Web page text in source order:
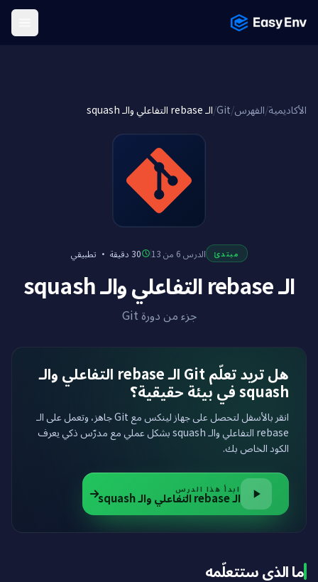
Menu
الأكاديمية/الفهرس/
Git
/الـ rebase التفاعلي والـ squash
مبتدئ الدرس 6 من 13 30 دقيقة · تطبيقي
الـ rebase التفاعلي والـ squash
جزء من دورة Git
هل تريد تعلّم Git الـ rebase التفاعلي والـ
squash في بيئة حقيقية؟
انقر بالأسفل لتحصل على جهاز لينكس مع Git جاهز، وتعمل على الـ
rebase التفاعلي والـ squash بشكل عملي مع مدرّس ذكي يعرف
الكود الخاص بك.
ابدأ هذا الدرس
الـ rebase التفاعلي والـ squash
ما الذي ستتعلّمه